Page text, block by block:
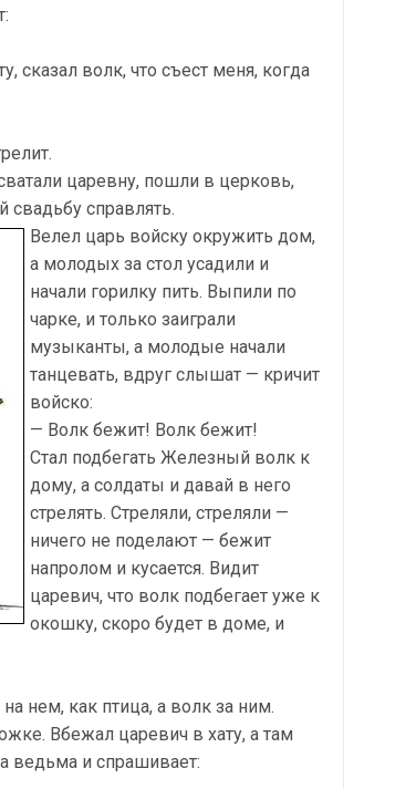
сказал волк, что съест меня, когда
царевну, пошли в церковь,
свадьбу справлять.
Велел царь войску окружить дом,
а молодых за стол усадили и
начали горилку пить. Выпили по
чарке, и только заиграли
музыканты, а молодые начали
танцевать, вдруг слышат — кричит
войско:
— Волк бежит! Волк бежит!
Стал подбегать Железный волк к
дому, а солдаты и давай в него
стрелять. Стреляли, стреляли —
ничего не поделают — бежит
напролом и кусается. Видит
царевич, что волк подбегает уже к
окошку, скоро будет в доме, и
нем, как птица, а волк за ним.
Вбежал царевич в хату, а там
ведьма и спрашивает: